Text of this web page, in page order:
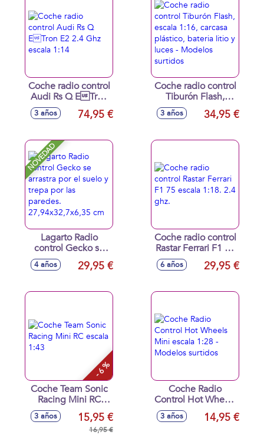
Coche radio control
Audi Rs Q ETron
E2 2.4 Ghz escala
1:14
3 años 74,95 €
Coche radio control
Tiburón Flash,
escala 1:16, carcasa
plástico, bateria
Modelos surtidos
3 años 34,95 €
NOVEDAD
Lagarto Radio
control Gecko se
arrastra por el suelo
y trepa por las
27,94x32,7x6,35
4 años 29,95 €
Coche radio control
Rastar Ferrari F1 75
escala 1:18. 2.4
ghz.
6 años 29,95 €
- 6 %
Coche Team Sonic
Racing Mini RC
escala 1:43
3 años 15,95 €
16,95 €
Coche Radio
Control Hot Wheels
Mini escala 1:28 -
Modelos surtidos
3 años 14,95 €